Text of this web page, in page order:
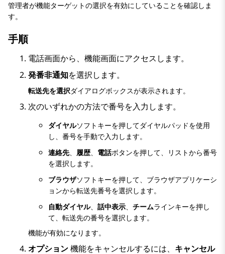
管理者が機能ターゲットの選択を有効にしていることを確認しま
す。
手順
電話画面から、 機能画面にアクセスします。
発番非通知を選択します。
転送先を選択ダイアログボックスが表示されます。
次のいずれかの方法で番号を入力します。
ダイヤルソフトキーを押してダイヤルパッドを使用
し、番号を手動で入力します。
連絡先、 履歴、 電話ボタンを押して、リストから番号
を選択します。
ブラウザソフトキーを押して、ブラウザアプリケーシ
ョンから転送先番号を選択します。
自動ダイヤル、 話中表示、 チームラインキーを押し
て、転送先の番号を選択します。
機能が有効になります。
オプション機能をキャンセルするには、 キャンセル